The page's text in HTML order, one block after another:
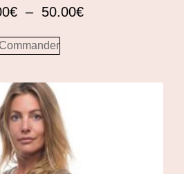
€ – 50.00€
Commander